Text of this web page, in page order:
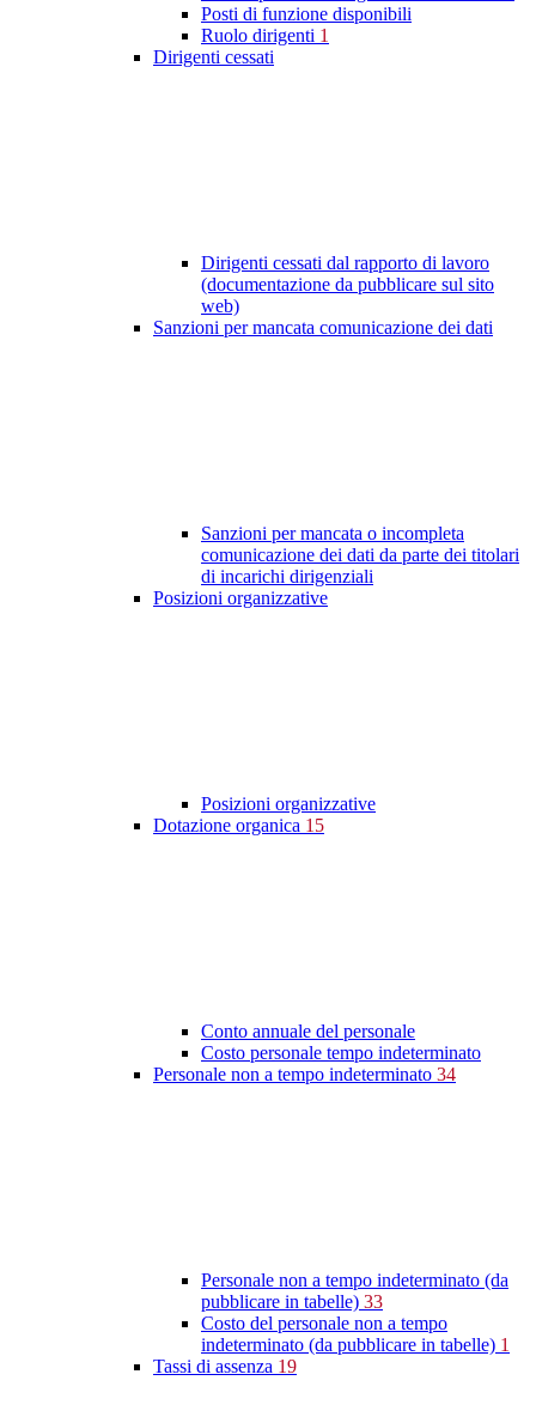
Posti di funzione disponibili
Ruolo dirigenti 1
Dirigenti cessati
Dirigenti cessati dal rapporto di lavoro
(documentazione da pubblicare sul sito
web)
Sanzioni per mancata comunicazione dei dati
Sanzioni per mancata o incompleta
comunicazione dei dati da parte dei titolari
di incarichi dirigenziali
Posizioni organizzative
Posizioni organizzative
Dotazione organica 15
Conto annuale del personale
Costo personale tempo indeterminato
Personale non a tempo indeterminato 34
Personale non a tempo indeterminato (da
pubblicare in tabelle) 33
Costo del personale non a tempo
indeterminato (da pubblicare in tabelle) 1
Tassi di assenza 19